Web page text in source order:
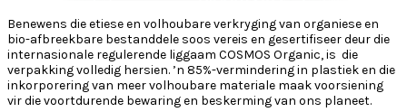
Benewens die etiese en volhoubare verkryging van organiese en
bio-afbreekbare bestanddele soos vereis en gesertifiseer deur die
internasionale regulerende liggaam COSMOS Organic, is die
verpakking volledig hersien. ’n 85%-vermindering in plastiek en die
inkorporering van meer volhoubare materiale maak voorsiening
vir die voortdurende bewaring en beskerming van ons planeet.